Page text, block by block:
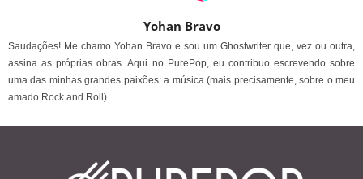
Yohan Bravo
Saudações! Me chamo Yohan Bravo e sou um Ghostwriter que, vez ou outra,
assina as próprias obras. Aqui no PurePop, eu contribuo escrevendo sobre
uma das minhas grandes paixões: a música (mais precisamente, sobre o meu
amado Rock and Roll).